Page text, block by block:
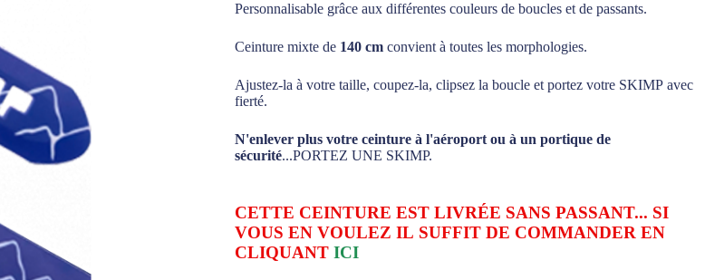
Personnalisable grâce aux différentes couleurs de boucles et de passants.
Ceinture mixte de 140 cm convient à toutes les morphologies.
Ajustez-la à votre taille, coupez-la, clipsez la boucle et portez votre SKIMP avec
fierté.
N'enlever plus votre ceinture à l'aéroport ou à un portique de
sécurité...PORTEZ UNE SKIMP.
CETTE CEINTURE EST LIVRÉE SANS PASSANT... SI
VOUS EN VOULEZ IL SUFFIT DE COMMANDER EN
CLIQUANT ICI